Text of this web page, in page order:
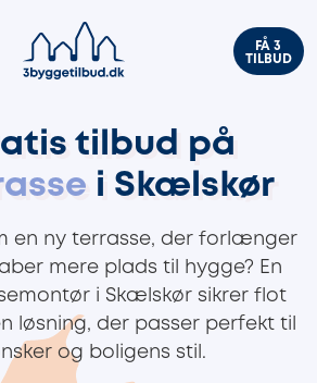
FÅ 3
TILBUD
tilbud på
i Skælskør
en ny terrasse, der forlænger
mere plads til hygge? En
i Skælskør sikrer flot
løsning, der passer perfekt til
og boligens stil.